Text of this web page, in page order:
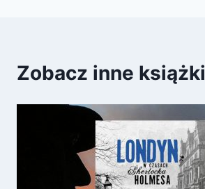
Zobacz inne książki